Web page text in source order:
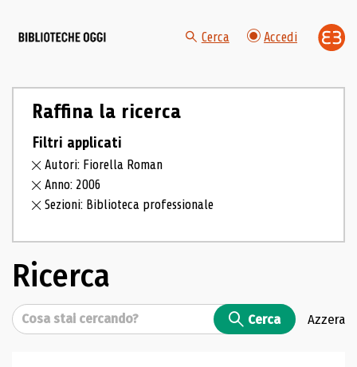
Cerca Accedi
Raffina la ricerca
Filtri applicati
Autori: Fiorella Roman
Anno: 2006
Sezioni: Biblioteca professionale
Ricerca
Cerca Cerca Azzera